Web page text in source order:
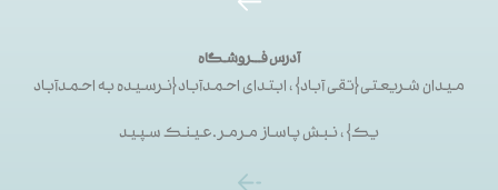
آدرس فــروشگاه
میدان شریعتی{تقی آباد}، ابتدای احمدآباد{نرسیده به احمدآباد
یک}، نبش پاساز مرمر.عینک سپید